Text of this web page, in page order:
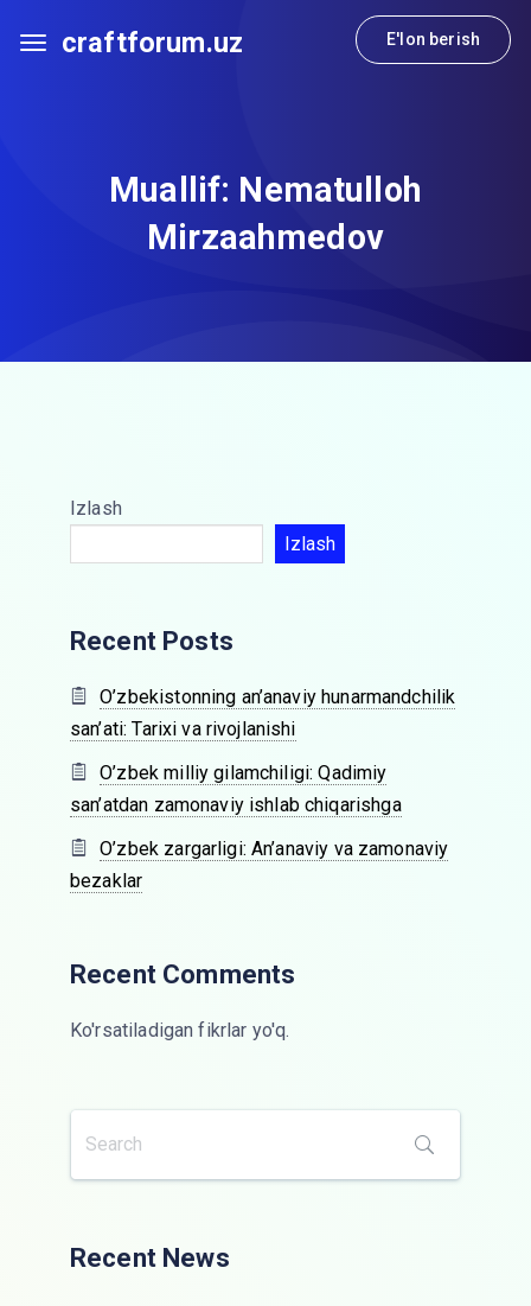
craftforum.uz E'lon berish
Muallif: Nematulloh
Mirzaahmedov
Izlash
Izlash
Recent Posts
O’zbekistonning an’anaviy hunarmandchilik
san’ati: Tarixi va rivojlanishi
O’zbek milliy gilamchiligi: Qadimiy
san’atdan zamonaviy ishlab chiqarishga
O’zbek zargarligi: An’anaviy va zamonaviy
bezaklar
Recent Comments
Ko'rsatiladigan fikrlar yo'q.
Recent News